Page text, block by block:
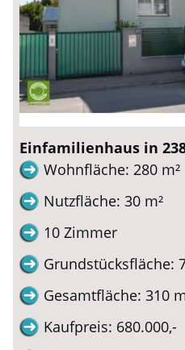
Einfamilienhaus in
Wohnfläche: 280 m²
Nutzfläche: 30 m²
10 Zimmer
Grundstücksfläche:
Gesamtfläche: 310
Kaufpreis: 680.000,-